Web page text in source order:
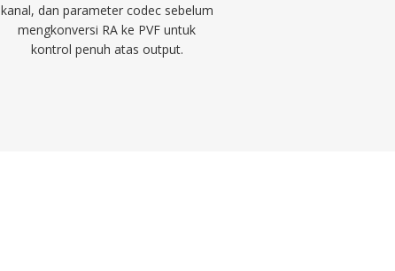
kanal, dan parameter codec sebelum
mengkonversi RA ke PVF untuk
kontrol penuh atas output.